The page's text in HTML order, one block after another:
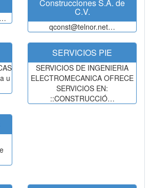
Construcciones S.A. de
C.V.
qconst@telnor.net…
u
SERVICIOS PIE
SERVICIOS DE INGENIERIA
ELECTROMECANICA OFRECE
SERVICIOS EN:
::CONSTRUCCIÓ…